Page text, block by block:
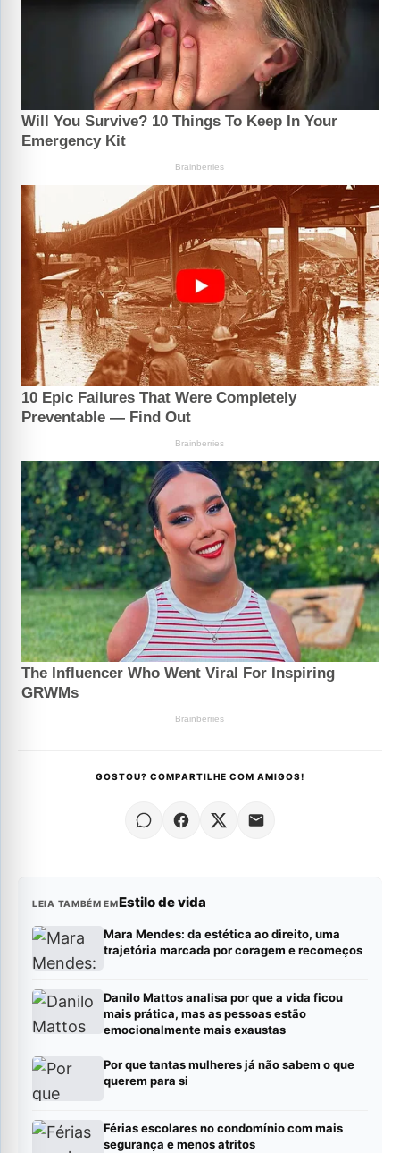
GOSTOU? COMPARTILHE COM AMIGOS!
LEIA TAMBÉM EMEstilo de vida
Mara Mendes: da estética ao direito, uma
trajetória marcada por coragem e recomeços
Danilo Mattos analisa por que a vida ficou
mais prática, mas as pessoas estão
emocionalmente mais exaustas
Por que tantas mulheres já não sabem o que
querem para si
Férias escolares no condomínio com mais
segurança e menos atritos